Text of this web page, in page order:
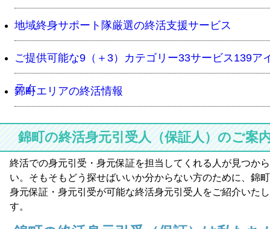
地域終身サポート隊厳選の終活支援サービス
ご提供可能な9（＋3）カテゴリー33サービス139ア
テム
錦町エリアの終活情報
錦町の終活身元引受人（保証人）のご案
終活での身元引受・身元保証を担当してくれる人が見つか
い。そもそもどう探せばいいか分からない方のために、錦
身元保証・身元引受が可能な終活身元引受人をご紹介いた
す。